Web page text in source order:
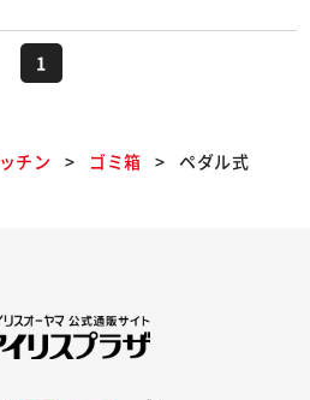
1
チン ゴミ箱 ペダル式